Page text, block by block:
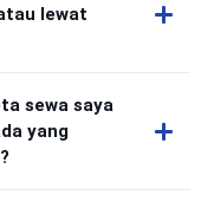
lewat
sewa saya
yang